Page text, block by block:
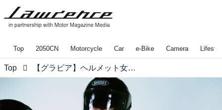
Top 2050CN Motorcycle Car e-Bike Camera
Top 【グラビア】ヘルメット女子シリーズ EPISODE-II スタート